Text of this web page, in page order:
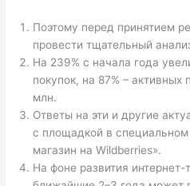
Поэтому перед принятием
провести тщательный
На 239% с начала года
покупок, на 87% – активных
млн.
Ответы на эти и другие
с площадкой в
магазин на Wildberries».
На фоне развития